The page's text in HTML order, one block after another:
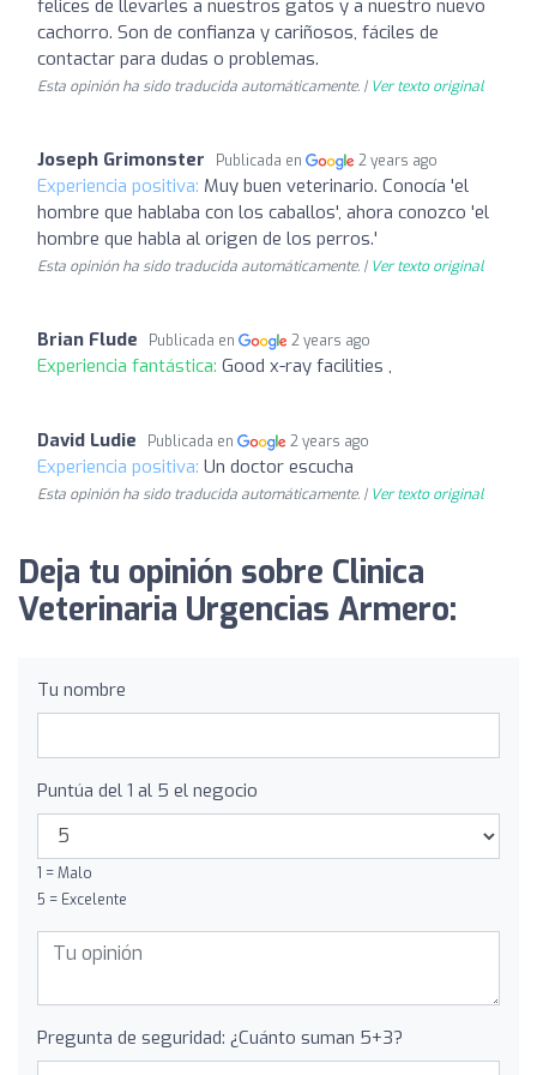
felices de llevarles a nuestros gatos y a nuestro nuevo
cachorro. Son de confianza y cariñosos, fáciles de
contactar para dudas o problemas.
Esta opinión ha sido traducida automáticamente. | Ver texto original
Joseph Grimonster Publicada en 2 years ago
Experiencia positiva: Muy buen veterinario. Conocía 'el
hombre que hablaba con los caballos', ahora conozco 'el
hombre que habla al origen de los perros.'
Esta opinión ha sido traducida automáticamente. | Ver texto original
Brian Flude Publicada en 2 years ago
Experiencia fantástica: Good x-ray facilities ,
David Ludie Publicada en 2 years ago
Experiencia positiva: Un doctor escucha
Esta opinión ha sido traducida automáticamente. | Ver texto original
Deja tu opinión sobre Clinica
Veterinaria Urgencias Armero:
Tu nombre
Puntúa del 1 al 5 el negocio
1 = Malo
5 = Excelente
Pregunta de seguridad: ¿Cuánto suman 5+3?